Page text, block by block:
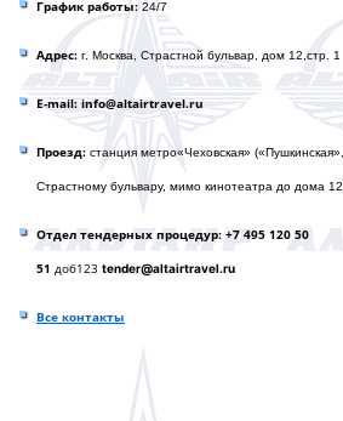
График работы: 24/7
Адрес: г. Москва, Страстной бульвар, дом 12,стр. 1
E-mail: info@altairtravel.ru
Проезд: станция метро«Чеховская»
Страстному бульвару, мимо кинотеатра до домa
Отдел тендерных процедур: +7 495 120 50
51 доб123 tender@altairtravel.ru
Все контакты